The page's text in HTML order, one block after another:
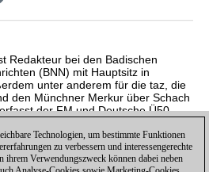
Redakteur bei den Badischen
(BNN) mit Hauptsitz in
unter anderem für die taz, die
den Münchner Merkur über Schach
der FM und Deutsche Ü50-
Schach-Magazin 64, Schach-Aktiv
Technologien, um bestimmte Funktionen
zu verbessern und interessengerechte
ihrem Verwendungszweck können dabei neben